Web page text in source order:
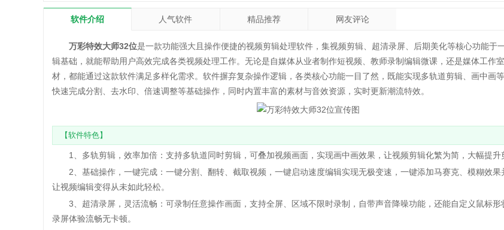
软件介绍 人气软件 精品推荐 网友评论
万彩特效大师32位是一款功能强大且操作便捷的视频剪辑处理软件，集视频剪辑、超清录屏、后期美化等核心功能于
辑基础，就能帮助用户高效完成各类视频处理工作。无论是自媒体从业者制作短视频、教师录制编辑微课，还是媒体工作
材，都能通过这款软件满足多样化需求。软件摒弃复杂操作逻辑，各类核心功能一目了然，既能实现多轨道剪辑、画中画
快速完成分割、去水印、倍速调整等基础操作，同时内置丰富的素材与音效资源，实时更新潮流特效。
【软件特色】
1、多轨剪辑，效率加倍：支持多轨道同时剪辑，可叠加视频画面，实现画中画效果，让视频剪辑化繁为简，大幅提升
2、基础操作，一键完成：一键分割、翻转、截取视频，一键启动速度编辑实现无极变速，一键添加马赛克、模糊效果
让视频编辑变得从未如此轻松。
3、超清录屏，灵活流畅：可录制任意操作画面，支持全屏、区域不限时录制，自带声音降噪功能，还能自定义鼠标形
录屏体验流畅无卡顿。